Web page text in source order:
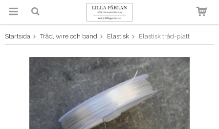
Produkten har blivit tillagd i
varukorgen
Startsida Tråd, wire och band Elastisk Elastisk tråd-platt